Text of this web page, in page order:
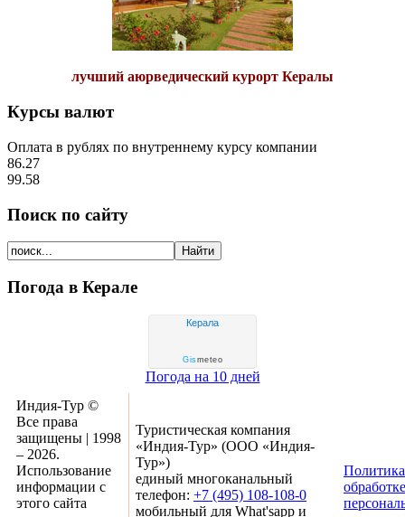
лучший аюрведический курорт Кералы
Курсы валют
Оплата в рублях по внутреннему курсу компании
86.27
99.58
Поиск по сайту
Погода в Керале
Керала
Gismeteo
Погода на 10 дней
Индия-Тур ©
Все права
защищены | 1998
– 2026.
Использование
информации с
этого сайта
Туристическая компания
«Индия-Тур» (ООО «Индия-
Тур»)
единый многоканальный
телефон: +7 (495) 108-108-0
мобильный для What'sapp и
обработке